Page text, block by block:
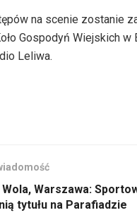
na scenie zostanie
Gospodyń Wiejskich w
Leliwa.
Warszawa:
tytułu na Parafiadzie